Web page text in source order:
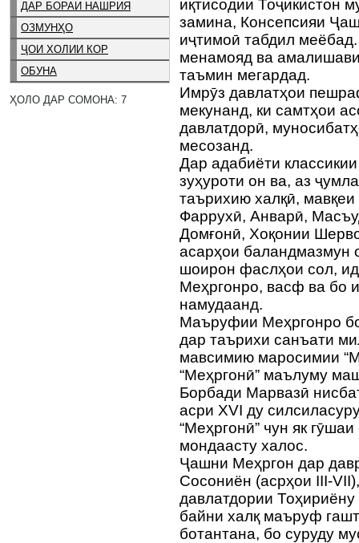
ДАР БОРАИ НАШРИЯ
ОЗМУНҲО
ҶОИ ХОЛИИ КОР
ОБУНА
ҲОЛО ДАР СОМОНА: 7
иқтисодии Тоҷикистон
замина, Консепсияи
иҷтимоӣ табдил
менамояд ва
таъмин мегардад.
Имрӯз давлатҳои
мекунанд, ки самтҳои
давлатдорӣ,
месозанд.
Дар адабиёти
зуҳуроти он ва, аз
таърихию халқӣ,
Фаррухӣ, Анварӣ,
Домғонӣ, Хоқонии
асарҳои
шоирон фаслҳои сол,
Меҳргонро, васф ва бо
намудаанд.
Маъруфии Меҳргонро
дар таърихи санъати
мавсимию маросимии
“Меҳргонӣ” маълуму
Борбади Марвазӣ
асри XVI ду
“Меҳргонӣ” чун як
мондаасту халос.
Ҷашни Меҳргон дар
Сосониён (асрҳои III-
давлатдории
байни халқ маъруф
ботантана, бо суруду